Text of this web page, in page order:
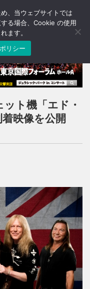
T
o
n
a
v
g
o
ト機「エド・
映像を公開
、当ウェブサイトでは
る場合、Cookie の使用
ます。
リシー